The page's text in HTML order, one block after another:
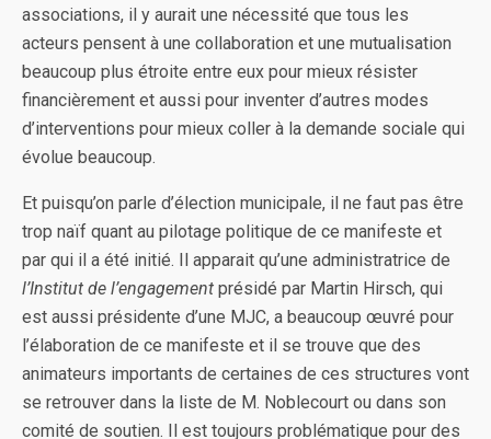
associations, il y aurait une nécessité que tous les
acteurs pensent à une collaboration et une mutualisation
beaucoup plus étroite entre eux pour mieux résister
financièrement et aussi pour inventer d’autres modes
d’interventions pour mieux coller à la demande sociale qui
évolue beaucoup.
Et puisqu’on parle d’élection municipale, il ne faut pas être
trop naïf quant au pilotage politique de ce manifeste et
par qui il a été initié. Il apparait qu’une administratrice de
l’Institut de l’engagement présidé par Martin Hirsch, qui
est aussi présidente d’une MJC, a beaucoup œuvré pour
l’élaboration de ce manifeste et il se trouve que des
animateurs importants de certaines de ces structures vont
se retrouver dans la liste de M. Noblecourt ou dans son
comité de soutien. Il est toujours problématique pour des